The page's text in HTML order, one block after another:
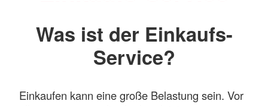
Was ist der Einkaufs-
Service?
Einkaufen kann eine große Belastung sein. Vor